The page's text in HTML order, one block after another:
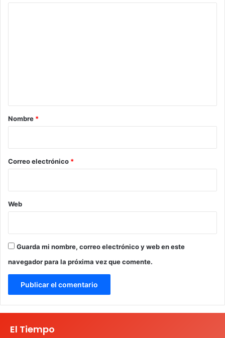
r
*
Nombre *
Correo electrónico *
Web
Guarda mi nombre, correo electrónico y web en este
navegador para la próxima vez que comente.
El Tiempo